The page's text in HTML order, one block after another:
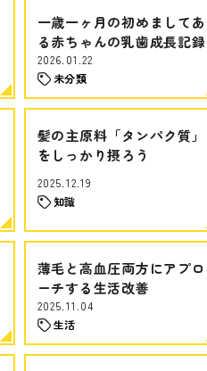
一歳一ヶ月の初めましてあ
る赤ちゃんの乳歯成長記録
2026.01.22
未分類
髪の主原料「タンパク質」
をしっかり摂ろう
2025.12.19
知識
薄毛と高血圧両方にアプロ
ーチする生活改善
2025.11.04
生活